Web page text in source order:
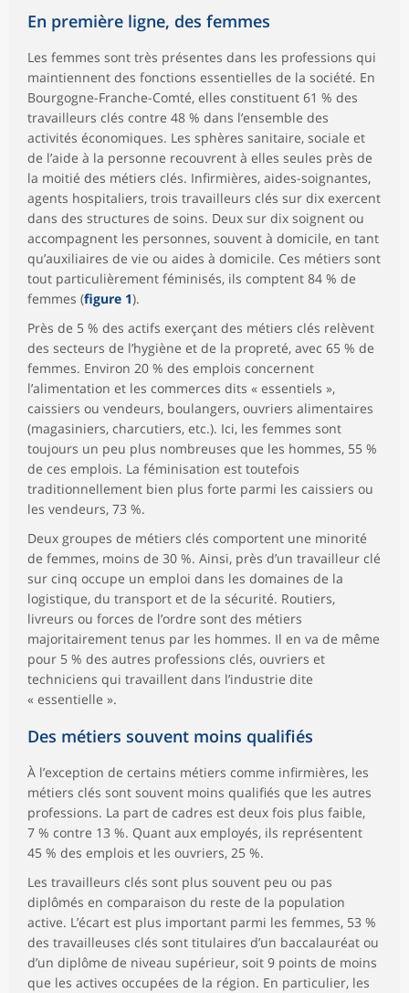
En première ligne, des femmes
Les femmes sont très présentes dans les professions qui
maintiennent des fonctions essentielles de la société. En
Bourgogne-Franche-Comté, elles constituent 61 % des
travailleurs clés contre 48 % dans l’ensemble des
activités économiques. Les sphères sanitaire, sociale et
de l’aide à la personne recouvrent à elles seules près de
la moitié des métiers clés. Infirmières, aides-soignantes,
agents hospitaliers, trois travailleurs clés sur dix exercent
dans des structures de soins. Deux sur dix soignent ou
accompagnent les personnes, souvent à domicile, en tant
qu’auxiliaires de vie ou aides à domicile. Ces métiers sont
tout particulièrement féminisés, ils comptent 84 % de
femmes (figure 1).
Près de 5 % des actifs exerçant des métiers clés relèvent
des secteurs de l’hygiène et de la propreté, avec 65 % de
femmes. Environ 20 % des emplois concernent
l’alimentation et les commerces dits « essentiels »,
caissiers ou vendeurs, boulangers, ouvriers alimentaires
(magasiniers, charcutiers, etc.). Ici, les femmes sont
toujours un peu plus nombreuses que les hommes, 55 %
de ces emplois. La féminisation est toutefois
traditionnellement bien plus forte parmi les caissiers ou
les vendeurs, 73 %.
Deux groupes de métiers clés comportent une minorité
de femmes, moins de 30 %. Ainsi, près d’un travailleur clé
sur cinq occupe un emploi dans les domaines de la
logistique, du transport et de la sécurité. Routiers,
livreurs ou forces de l’ordre sont des métiers
majoritairement tenus par les hommes. Il en va de même
pour 5 % des autres professions clés, ouvriers et
techniciens qui travaillent dans l’industrie dite
« essentielle ».
Des métiers souvent moins qualifiés
À l’exception de certains métiers comme infirmières, les
métiers clés sont souvent moins qualifiés que les autres
professions. La part de cadres est deux fois plus faible,
7 % contre 13 %. Quant aux employés, ils représentent
45 % des emplois et les ouvriers, 25 %.
Les travailleurs clés sont plus souvent peu ou pas
diplômés en comparaison du reste de la population
active. L’écart est plus important parmi les femmes, 53 %
des travailleuses clés sont titulaires d’un baccalauréat ou
d’un diplôme de niveau supérieur, soit 9 points de moins
que les actives occupées de la région. En particulier, les